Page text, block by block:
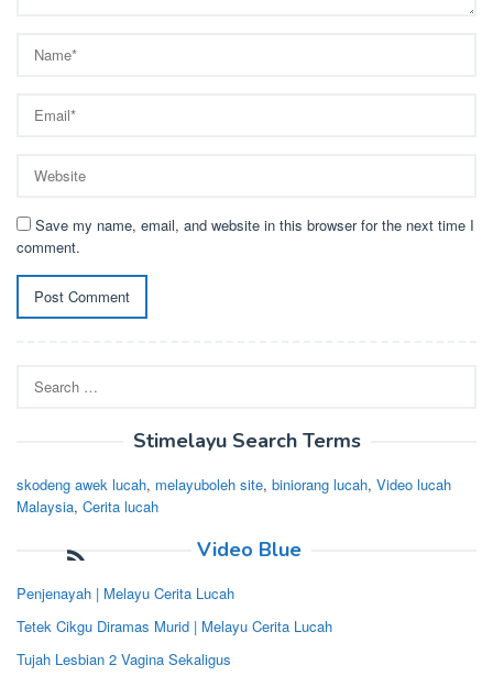
Save my name, email, and website in this browser for the next time I
comment.
for:
Stimelayu Search Terms
skodeng awek lucah, melayuboleh site, biniorang lucah, Video lucah
Malaysia, Cerita lucah
Video Blue
Penjenayah | Melayu Cerita Lucah
Tetek Cikgu Diramas Murid | Melayu Cerita Lucah
Tujah Lesbian 2 Vagina Sekaligus